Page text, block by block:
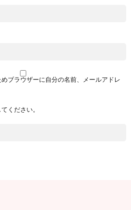
ブラウザーに自分の名前、メールアドレ
ください。